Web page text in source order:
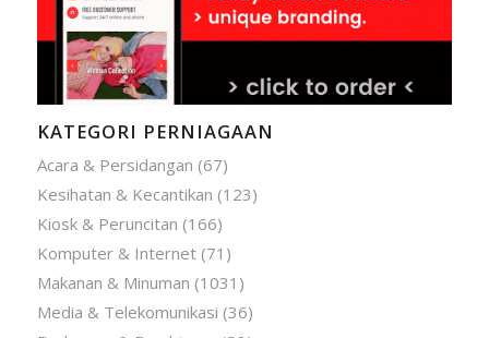
KATEGORI PERNIAGAAN
Acara & Persidangan (67)
Kesihatan & Kecantikan (123)
Kiosk & Peruncitan (166)
Komputer & Internet(71)
Makanan & Minuman (1031)
Media & Telekomunikasi (36)